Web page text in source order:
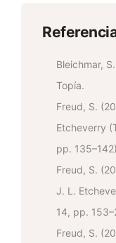
Bleichmar,
Topía.
Freud, S.
Etcheverry
pp.
Freud, S.
J. L.
14, pp.
Freud, S.